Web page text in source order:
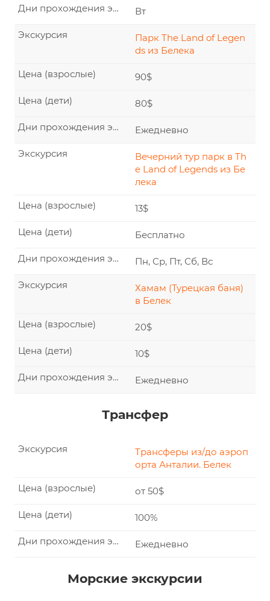
Вт
Дни прохождения экскурсии
Парк The Land of Legen
ds из Белека
Экскурсия
90$
Цена (взрослые)
80$
Цена (дети)
Ежедневно
Дни прохождения экскурсии
Вечерний тур парк в Th
e Land of Legends из Бе
лека
Экскурсия
13$
Цена (взрослые)
Бесплатно
Цена (дети)
Пн, Ср, Пт, Сб, Вс
Дни прохождения экскурсии
Хамам (Турецкая баня)
в Белек
Экскурсия
20$
Цена (взрослые)
10$
Цена (дети)
Ежедневно
Дни прохождения экскурсии
Трансфер
Трансферы из/до аэроп
орта Анталии. Белек
Экскурсия
от 50$
Цена (взрослые)
100%
Цена (дети)
Ежедневно
Дни прохождения экскурсии
Морские экскурсии